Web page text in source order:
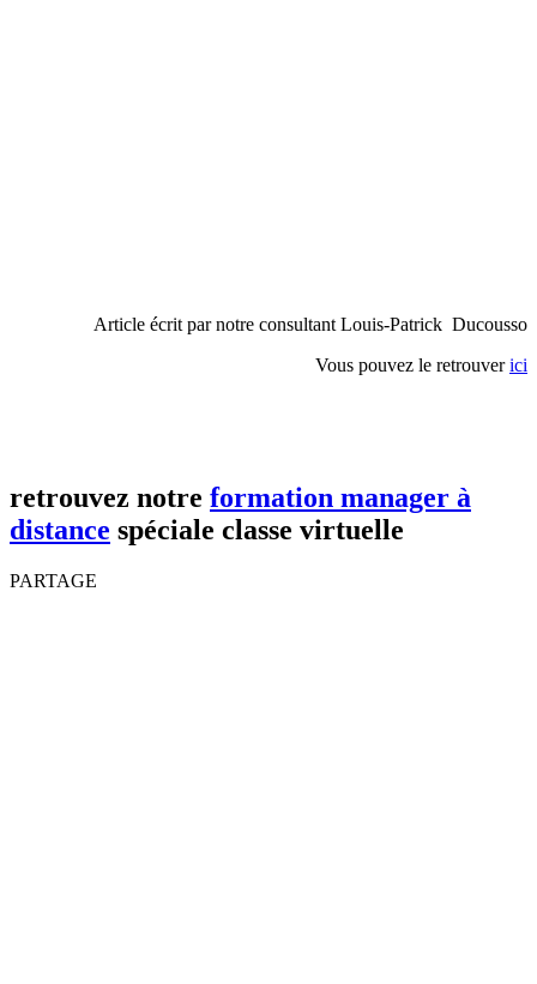
Article écrit par notre consultant Louis-Patrick Ducousso
Vous pouvez le retrouverici
retrouvez notre formation manager à
distance spéciale classe virtuelle
PARTAGE